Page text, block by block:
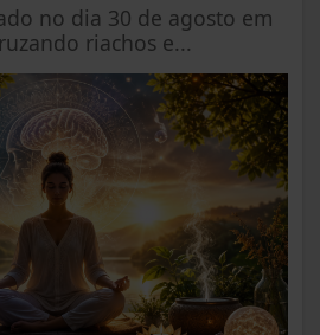
no dia 30 de agosto em
riachos e...